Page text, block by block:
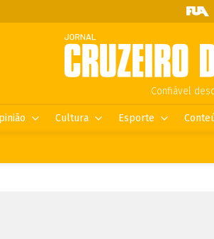
Confiável
Cultura Esporte